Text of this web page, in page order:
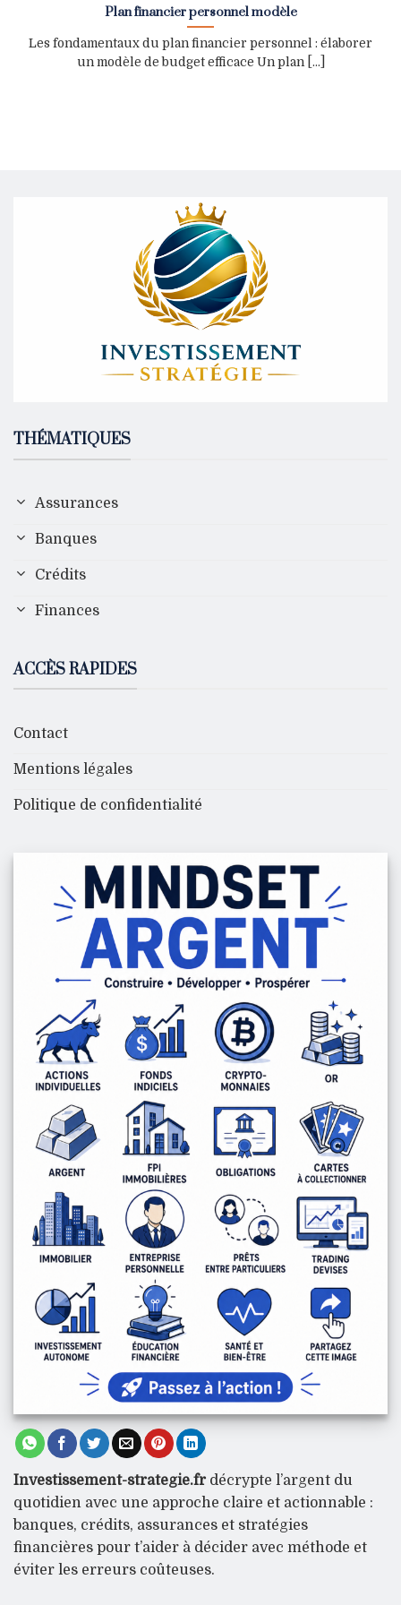
Plan financier personnel modèle
Les fondamentaux du plan financier personnel : élaborer
un modèle de budget efficace Un plan [...]
THÉMATIQUES
Assurances
Banques
Crédits
Finances
ACCÈS RAPIDES
Contact
Mentions légales
Politique de confidentialité
Investissement-strategie.fr décrypte l’argent du
quotidien avec une approche claire et actionnable :
banques, crédits, assurances et stratégies
financières pour t’aider à décider avec méthode et
éviter les erreurs coûteuses.